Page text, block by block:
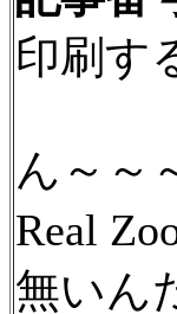
印刷す
ん～～
Real
無いん